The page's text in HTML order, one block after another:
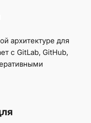
архитектуре для
с GitLab, GitHub,